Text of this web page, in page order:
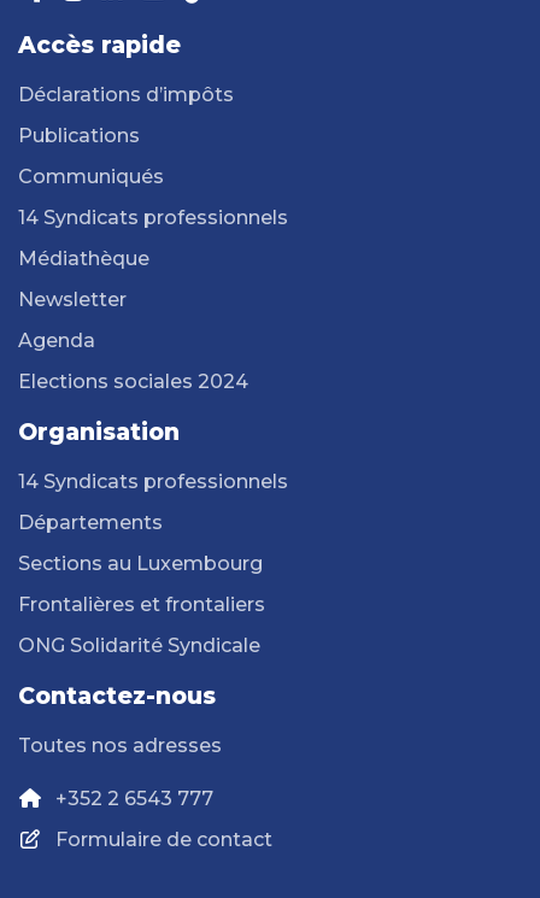
Accès rapide
Déclarations d’impôts
Publications
Communiqués
14 Syndicats professionnels
Médiathèque
Newsletter
Agenda
Elections sociales 2024
Organisation
14 Syndicats professionnels
Départements
Sections au Luxembourg
Frontalières et frontaliers
ONG Solidarité Syndicale
Contactez-nous
Toutes nos adresses
+352 2 6543 777
Formulaire de contact